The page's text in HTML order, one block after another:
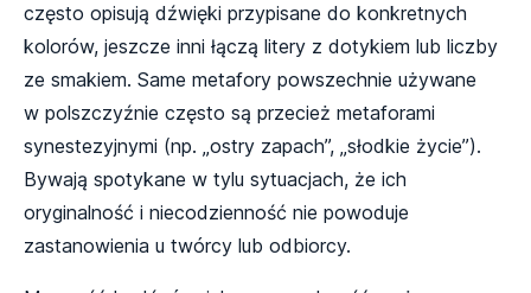
często opisują dźwięki przypisane do konkretnych
kolorów, jeszcze inni łączą litery z dotykiem lub liczby
ze smakiem. Same metafory powszechnie używane
w polszczyźnie często są przecież metaforami
synestezyjnymi (np. „ostry zapach”, „słodkie życie”).
Bywają spotykane w tylu sytuacjach, że ich
oryginalność i niecodzienność nie powoduje
zastanowienia u twórcy lub odbiorcy.